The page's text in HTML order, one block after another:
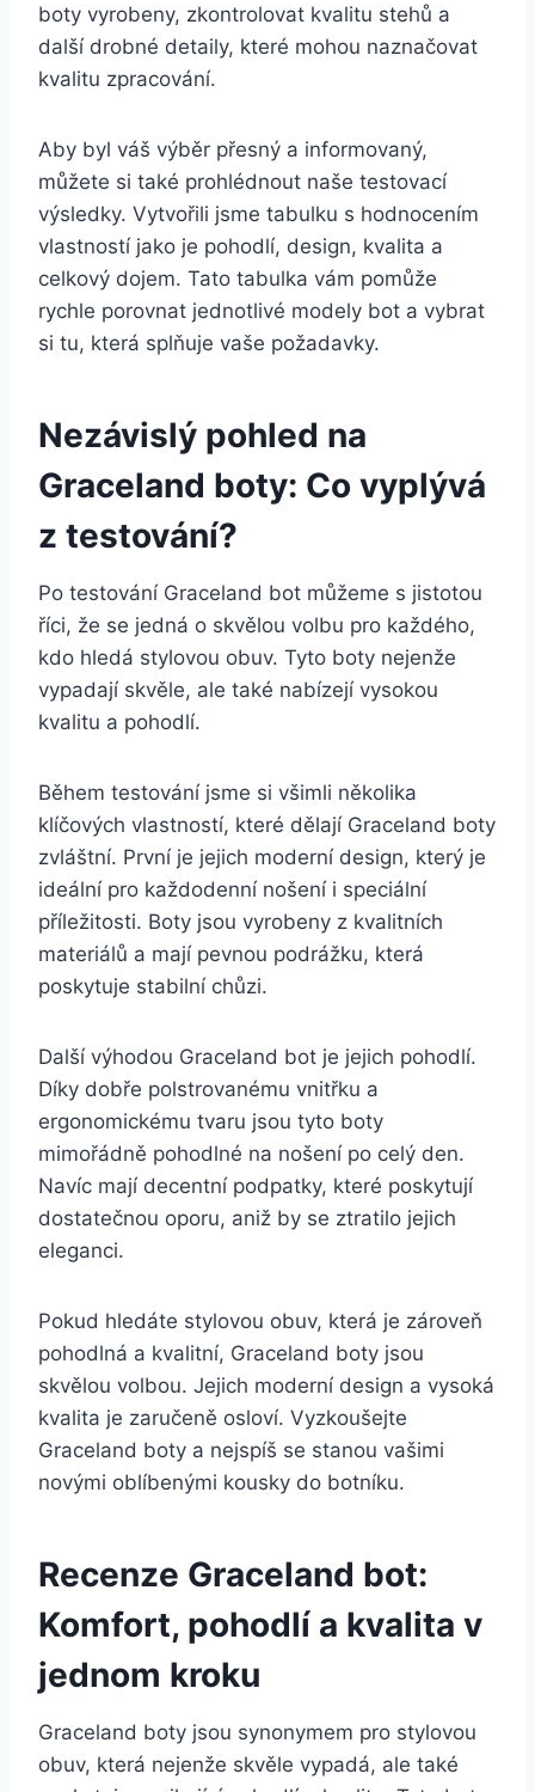
boty​ vyrobeny, ​zkontrolovat kvalitu ⁢stehů a
další drobné detaily,⁣ které mohou naznačovat
kvalitu zpracování.
Aby byl váš výběr přesný a ⁢informovaný,⁤
můžete si také prohlédnout naše‌ testovací
výsledky. Vytvořili⁣ jsme tabulku s ‌hodnocením
vlastností ⁣jako je‍ pohodlí, design, kvalita a
celkový dojem. Tato ⁤tabulka vám pomůže
rychle ⁤porovnat⁣ jednotlivé modely ⁣bot a vybrat
si tu, která splňuje vaše požadavky.
Nezávislý pohled na
Graceland boty: Co ⁢vyplývá
z⁤ testování?
Po testování Graceland‌ bot můžeme ‍s jistotou⁣
říci, že se jedná ⁣o skvělou ​volbu pro každého,
kdo⁣ hledá stylovou⁢ obuv.‍ Tyto boty nejenže
vypadají skvěle,⁢ ale také nabízejí ‍vysokou ​
kvalitu a pohodlí.
Během ⁤testování⁤ jsme si všimli několika‌
klíčových ⁣vlastností, které dělají ‍Graceland boty⁤
zvláštní. První je ⁣jejich moderní design, který je
ideální pro každodenní⁣ nošení i speciální
⁢příležitosti. Boty jsou vyrobeny z kvalitních
materiálů a⁣ mají pevnou podrážku, která
poskytuje stabilní ‍chůzi.
Další výhodou Graceland bot je jejich⁢ pohodlí.
Díky dobře ⁢polstrovanému ⁢vnitřku a
⁣ergonomickému tvaru ​jsou tyto ‍boty
mimořádně pohodlné na nošení po celý den.
Navíc ​mají ⁣decentní podpatky, které poskytují
dostatečnou oporu, aniž by ⁣se ztratilo jejich
eleganci.
Pokud hledáte stylovou obuv, která je zároveň
pohodlná a ⁤kvalitní, Graceland⁣ boty⁤ jsou
skvělou volbou. Jejich moderní⁤ design ​a vysoká
kvalita je zaručeně osloví.‍ Vyzkoušejte
Graceland boty a nejspíš se stanou vašimi
novými ‌oblíbenými kousky do botníku.
Recenze Graceland bot:
Komfort, pohodlí a kvalita v
jednom kroku
Graceland boty jsou synonymem ‌pro stylovou
obuv, která nejenže ‌skvěle vypadá, ⁢ale také